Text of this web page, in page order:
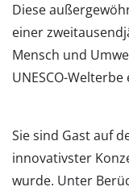
Diese
einer
Mensch und
UNESCO-
Sie sind Gast auf
innovativster
wurde. Unter